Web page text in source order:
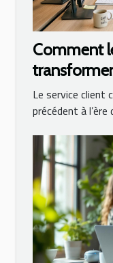
Comment
?
Le service client
précédent à l’ère